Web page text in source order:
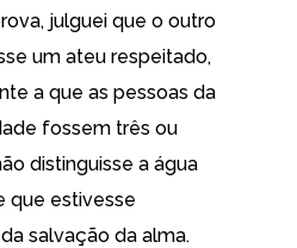
julguei que o outro
um ateu respeitado,
a que as pessoas da
fossem três ou
distinguisse a água
que estivesse
salvação da alma.